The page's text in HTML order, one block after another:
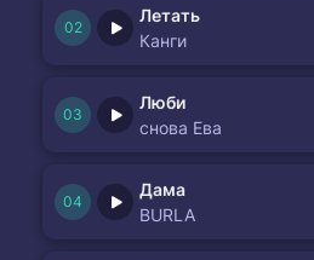
Летать
Канги
Люби
снова Ева
Дама
BURLA